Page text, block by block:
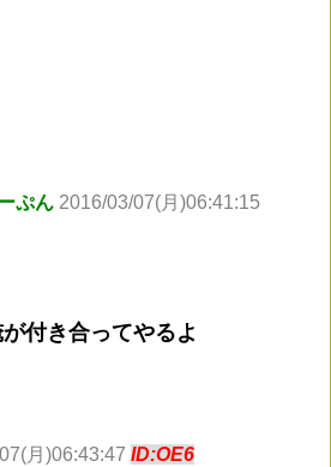
ぷん 2016/03/07(月)06:41:15
付き合ってやるよ
月)06:43:47 ID:OE6